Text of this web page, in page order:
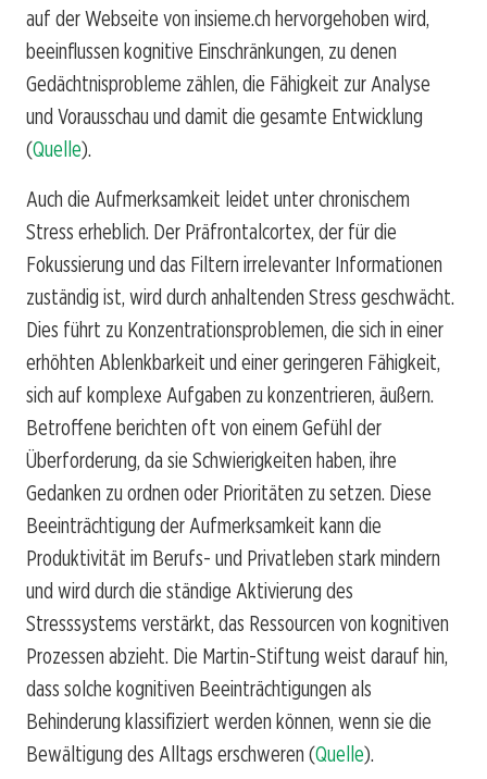
auf der Webseite von insieme.ch hervorgehoben wird,
beeinflussen kognitive Einschränkungen, zu denen
Gedächtnisprobleme zählen, die Fähigkeit zur Analyse
und Vorausschau und damit die gesamte Entwicklung
(Quelle).
Auch die Aufmerksamkeit leidet unter chronischem
Stress erheblich. Der Präfrontalcortex, der für die
Fokussierung und das Filtern irrelevanter Informationen
zuständig ist, wird durch anhaltenden Stress geschwächt.
Dies führt zu Konzentrationsproblemen, die sich in einer
erhöhten Ablenkbarkeit und einer geringeren Fähigkeit,
sich auf komplexe Aufgaben zu konzentrieren, äußern.
Betroffene berichten oft von einem Gefühl der
Überforderung, da sie Schwierigkeiten haben, ihre
Gedanken zu ordnen oder Prioritäten zu setzen. Diese
Beeinträchtigung der Aufmerksamkeit kann die
Produktivität im Berufs- und Privatleben stark mindern
und wird durch die ständige Aktivierung des
Stresssystems verstärkt, das Ressourcen von kognitiven
Prozessen abzieht. Die Martin-Stiftung weist darauf hin,
dass solche kognitiven Beeinträchtigungen als
Behinderung klassifiziert werden können, wenn sie die
Bewältigung des Alltags erschweren (Quelle).